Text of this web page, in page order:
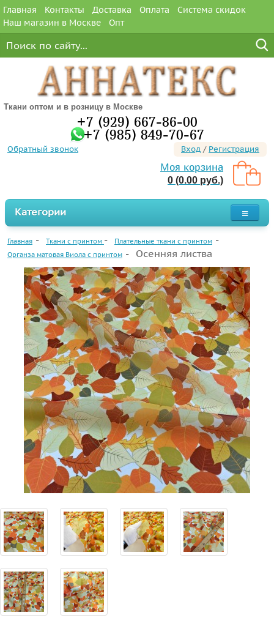
Главная Контакты Доставка Оплата
Система скидок
Наш магазин в Москве
Опт
Ткани оптом и в розницу в Москве
+7 (929) 667-86-00
+7 (985) 849-70-67
Обратный звонок Вход / Регистрация
Моя корзина
0 (0.00 руб.)
Категории
Главная Ткани с принтом
Плательные ткани с принтом
Органза матовая Виола с принтом
Осенняя листва